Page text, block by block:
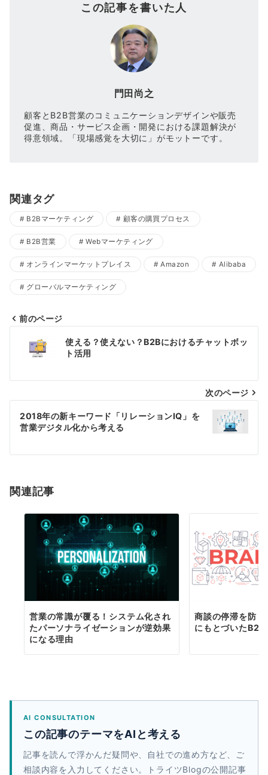
この記事を書いた人
門田尚之
顧客とB2B営業のコミュニケーションデザインや販売
促進、商品・サービス企画・開発における課題解決が
得意領域。「現場感覚を大切に」がモットーです。
関連タグ
B2Bマーケティング 顧客の購買プロセス
B2B営業 Webマーケティング
オンラインマーケットプレイス Amazon Alibaba
グローバルマーケティング
ビ
ゲ
ー
ョ
前のページ
使える？使えない？B2Bにおけるチャットボッ
ト活用
次のページ
2018年の新キーワード「リレーションIQ」を
営業デジタル化から考える
関連記事
営業の常識が覆る！システム化され
たパーソナライゼーションが逆効果
になる理由
商談の停滞を防
にもとづいた
AI CONSULTATION
この記事のテーマをAIと考える
記事を読んで浮かんだ疑問や、自社での進め方など、ご
相談内容を入力してください。トライツBlogの公開記事